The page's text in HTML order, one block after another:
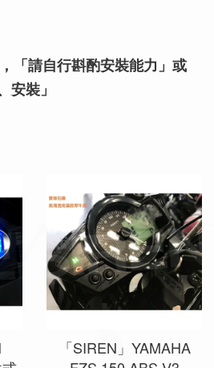
「請自行斟酌安裝能力」或
安裝」
「SIREN」YAMAHA